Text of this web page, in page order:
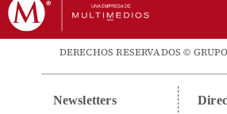
DERECHOS RESERVADOS ©
Newsletters